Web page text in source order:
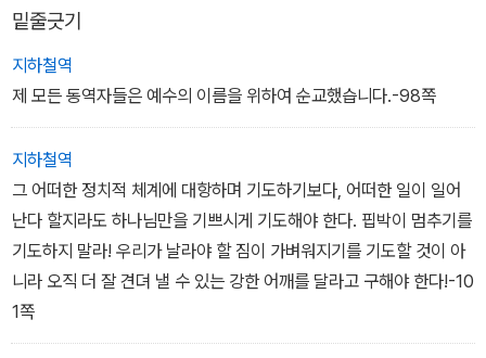
밑줄긋기
지하철역
제 모든 동역자들은 예수의 이름을 위하여 순교했습니다.-98쪽
지하철역
그 어떠한 정치적 체계에 대항하며 기도하기보다, 어떠한 일이 일어
난다 할지라도 하나님만을 기쁘시게 기도해야 한다. 핍박이 멈추기를
기도하지 말라! 우리가 날라야 할 짐이 가벼워지기를 기도할 것이 아
니라 오직 더 잘 견뎌 낼 수 있는 강한 어깨를 달라고 구해야 한다!-10
1쪽